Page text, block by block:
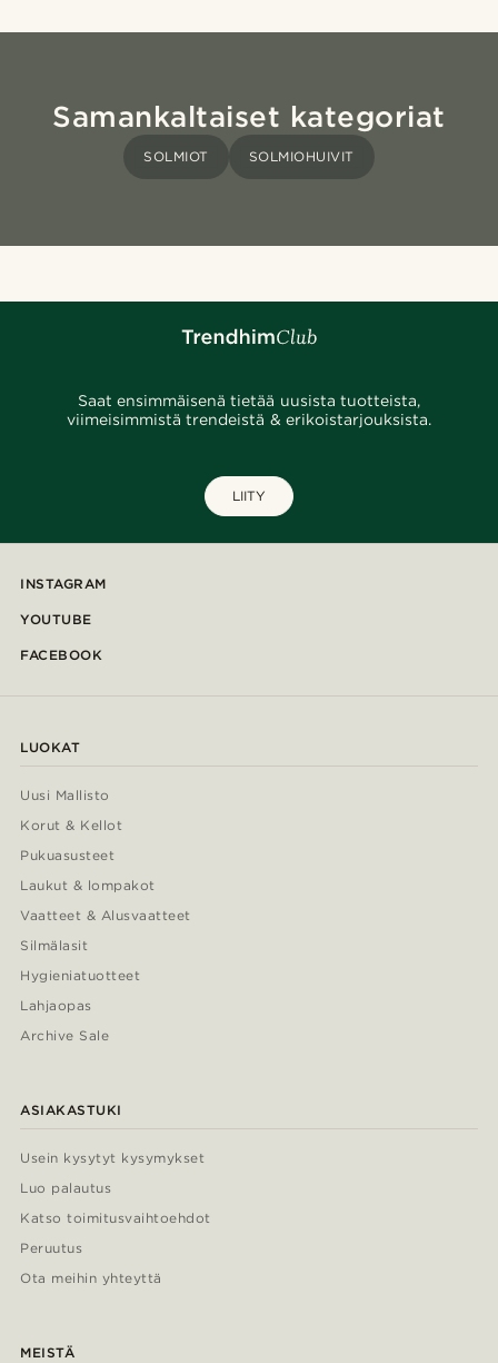
Samankaltaiset kategoriat
SOLMIOT SOLMIOHUIVIT
Saat ensimmäisenä tietää uusista tuotteista,
viimeisimmistä trendeistä & erikoistarjouksista.
LIITY
INSTAGRAM
YOUTUBE
FACEBOOK
LUOKAT
Uusi Mallisto
Korut & Kellot
Pukuasusteet
Laukut & lompakot
Vaatteet & Alusvaatteet
Silmälasit
Hygieniatuotteet
Lahjaopas
Archive Sale
ASIAKASTUKI
Usein kysytyt kysymykset
Luo palautus
Katso toimitusvaihtoehdot
Peruutus
Ota meihin yhteyttä
MEISTÄ